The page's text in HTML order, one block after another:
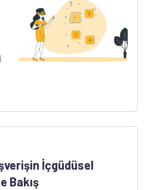
İçgüdüsel
Bakış